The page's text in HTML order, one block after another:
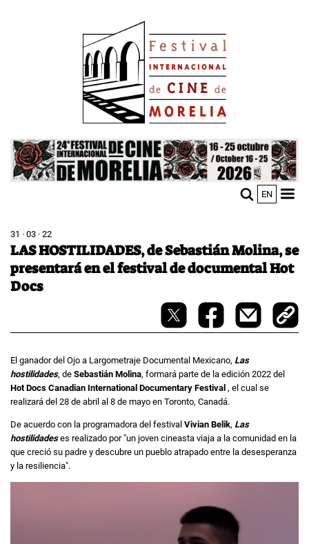
Image
EN
31 · 03 · 22
LAS HOSTILIDADES, de Sebastián Molina, se
presentará en el festival de documental Hot
Docs
El ganador del Ojo a Largometraje Documental Mexicano, Las
hostilidades, de Sebastián Molina, formará parte de la edición 2022 del
Hot Docs Canadian International Documentary Festival , el cual se
realizará del 28 de abril al 8 de mayo en Toronto, Canadá.
De acuerdo con la programadora del festival Vivian Belik, Las
hostilidadeses realizado por "un joven cineasta viaja a la comunidad en la
que creció su padre y descubre un pueblo atrapado entre la desesperanza
y la resiliencia".